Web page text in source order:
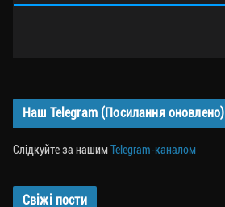
Наш Telegram (Посилання оновлено)
Слідкуйте за нашимTelegram-каналом
Свіжі пости